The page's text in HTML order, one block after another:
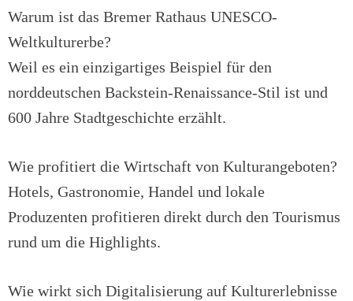
Warum ist das Bremer Rathaus UNESCO-
Weltkulturerbe?
Weil es ein einzigartiges Beispiel für den
norddeutschen Backstein-Renaissance-Stil ist und
600 Jahre Stadtgeschichte erzählt.
Wie profitiert die Wirtschaft von Kulturangeboten?
Hotels, Gastronomie, Handel und lokale
Produzenten profitieren direkt durch den Tourismus
rund um die Highlights.
Wie wirkt sich Digitalisierung auf Kulturerlebnisse